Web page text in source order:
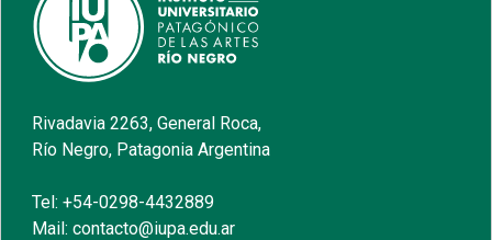
Rivadavia 2263, General Roca,
Río Negro, Patagonia Argentina
Tel: +54-0298-4432889
Mail: contacto@iupa.edu.ar